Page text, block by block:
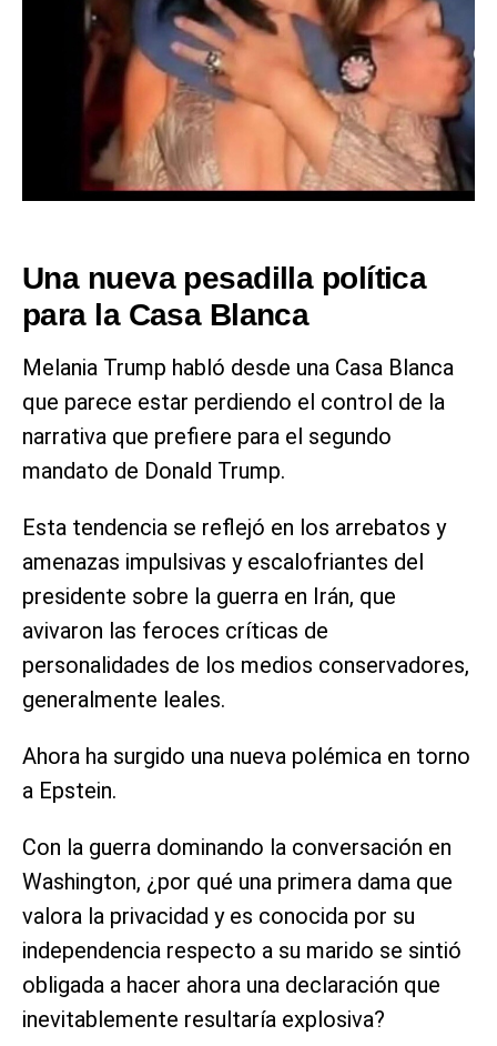
Una nueva pesadilla política
para la Casa Blanca
Melania Trump habló desde una Casa Blanca
que parece estar perdiendo el control de la
narrativa que prefiere para el segundo
mandato de Donald Trump.
Esta tendencia se reflejó en los arrebatos y
amenazas impulsivas y escalofriantes del
presidente sobre la guerra en Irán, que
avivaron las feroces críticas de
personalidades de los medios conservadores,
generalmente leales.
Ahora ha surgido una nueva polémica en torno
a Epstein.
Con la guerra dominando la conversación en
Washington, ¿por qué una primera dama que
valora la privacidad y es conocida por su
independencia respecto a su marido se sintió
obligada a hacer ahora una declaración que
inevitablemente resultaría explosiva?